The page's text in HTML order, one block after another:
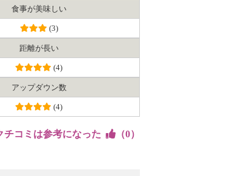
食事が美味しい
(3)
距離が長い
(4)
アップダウン数
(4)
チコミは参考になった （0）